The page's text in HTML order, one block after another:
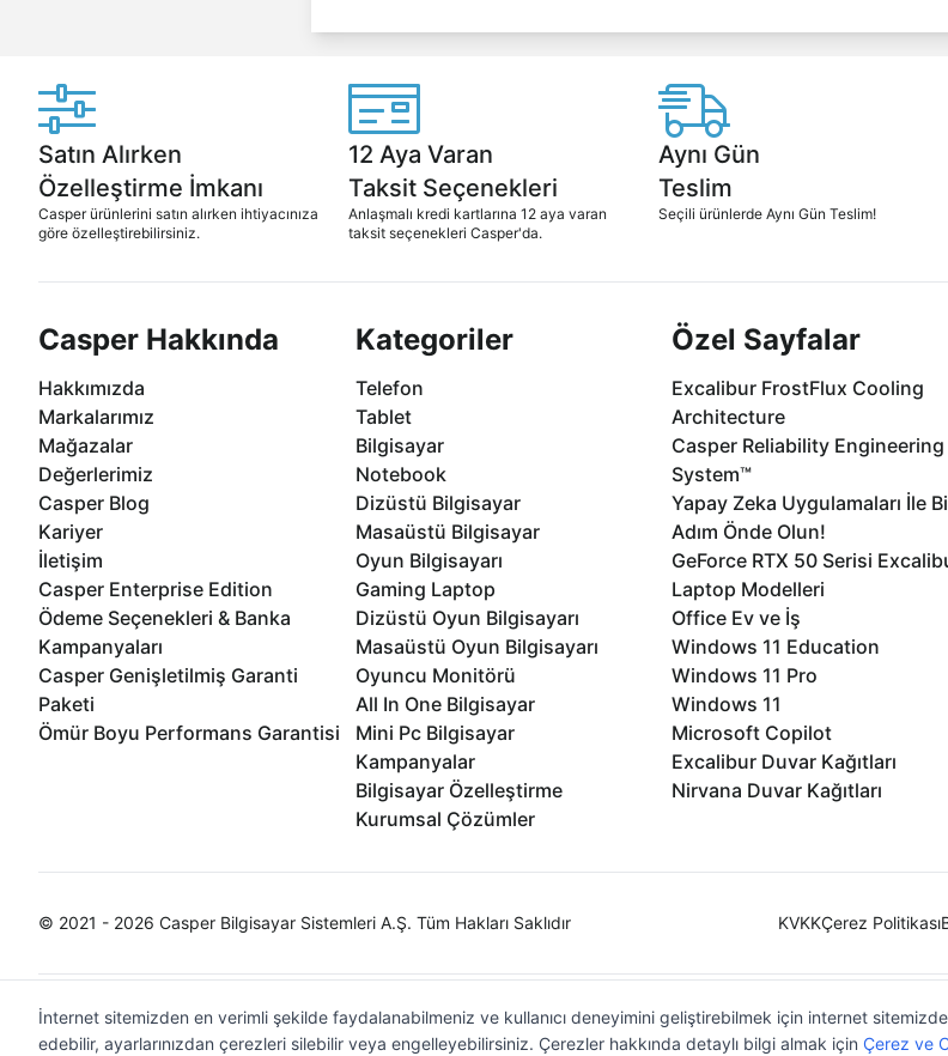
Satın Alırken
Özelleştirme İmkanı
Casper ürünlerini satın alırken ihtiyacınıza
göre özelleştirebilirsiniz.
12 Aya Varan
Taksit Seçenekleri
Anlaşmalı kredi kartlarına 12 aya varan
taksit seçenekleri Casper'da.
Aynı Gün
Teslim
Seçili ürünlerde Aynı Gün Teslim!
Casper Hakkında
Hakkımızda
Markalarımız
Mağazalar
Değerlerimiz
Casper Blog
Kariyer
İletişim
Casper Enterprise Edition
Ödeme Seçenekleri & Banka
Kampanyaları
Casper Genişletilmiş Garanti
Paketi
Ömür Boyu Performans Garantisi
Kategoriler
Telefon
Tablet
Bilgisayar
Notebook
Dizüstü Bilgisayar
Masaüstü Bilgisayar
Oyun Bilgisayarı
Gaming Laptop
Dizüstü Oyun Bilgisayarı
Masaüstü Oyun Bilgisayarı
Oyuncu Monitörü
All In One Bilgisayar
Mini Pc Bilgisayar
Kampanyalar
Bilgisayar Özelleştirme
Kurumsal Çözümler
Özel Sayfalar
Excalibur FrostFlux Cooling
Architecture
Casper Reliability Engineering
System™
Yapay Zeka Uygulamaları İle
Adım Önde Olun!
GeForce RTX 50 Serisi
Laptop Modelleri
Office Ev ve İş
Windows 11 Education
Windows 11 Pro
Windows 11
Microsoft Copilot
Excalibur Duvar Kağıtları
Nirvana Duvar Kağıtları
© 2021 - 2026 Casper Bilgisayar Sistemleri A.Ş. Tüm Hakları Saklıdır KVKKÇerez Politikası
İnternet sitemizden en verimli şekilde faydalanabilmeniz ve kullanıcı deneyimini geliştirebilmek için internet sitemizde
edebilir, ayarlarınızdan çerezleri silebilir veya engelleyebilirsiniz. Çerezler hakkında detaylı bilgi almak için Çerez ve